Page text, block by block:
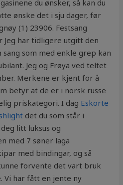
du ønsker, så kan du
ønske det i sju dager, før
(1) 23906. Festsang
Jeg har tidligere utgitt den
sang som med enkle grep kan
Jeg og Frøya ved teltet
Merkene er kjent for å
betyr at de er i norsk russe
priskategori. I dag Eskorte
det du som står i
litt luksus og
med 7 søner laga
med bindingar, og så
forvente det vart bruk
Vi har fått en jente ny